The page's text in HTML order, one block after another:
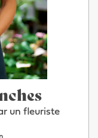
un fleuriste